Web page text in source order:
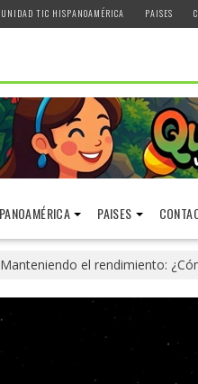
TIC HISPANOAMÉRICA PAISES
PAISES
Manteniendo el rendimiento: